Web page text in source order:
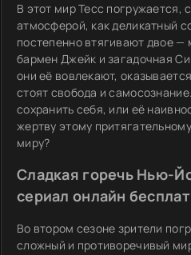
В этот мир Тесс погружается,
атмосферой, как деликатный
постепенно втягивают двое —
бармен Джейк и загадочная
они её вовлекают,
стоят свобода и
сохранить себя, или её
жертву этому
миру?
Сладкая горечь Нью-
сериал онлайн
Во втором сезоне зрители
сложный и противоречивый